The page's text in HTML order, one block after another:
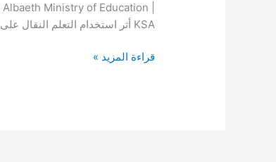
Ministry of Education |
KSA أثر استخدام التعلم النقال على التحصيل الدراسي وتنمية مهارات القراءة التعبيرية في مقرر اللغة
مهارات
القراءة
في
قراءة المزيد »